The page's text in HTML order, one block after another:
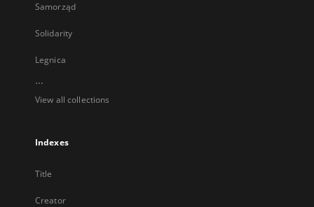
Samorząd
Solidarity
Legnica
...
View all collections
Indexes
Title
Creator